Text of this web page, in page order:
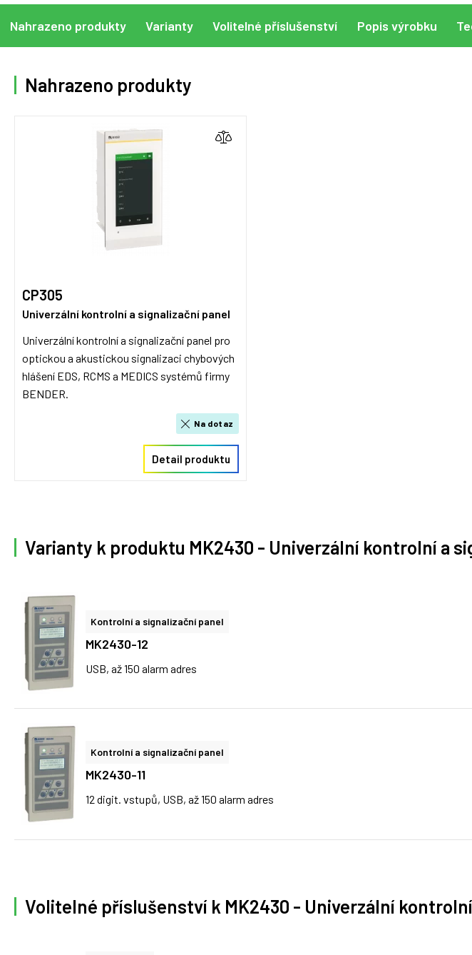
Nahrazeno produkty Varianty Volitelné příslušenství Popis výrobku
Nahrazeno produkty
CP305
Univerzální kontrolní a signalizační panel
Univerzální kontrolní a signalizační panel pro
optickou a akustickou signalizaci chybových
hlášení EDS, RCMS a MEDICS systémů firmy
BENDER.
Na dotaz
Detail produktu
Varianty k produktu MK2430 - Univerzální kontrolní a
Kontrolní a signalizační panel
MK2430-12
USB, až 150 alarm adres
Kontrolní a signalizační panel
MK2430-11
12 digit. vstupů, USB, až 150 alarm adres
Volitelné příslušenství k MK2430 - Univerzální